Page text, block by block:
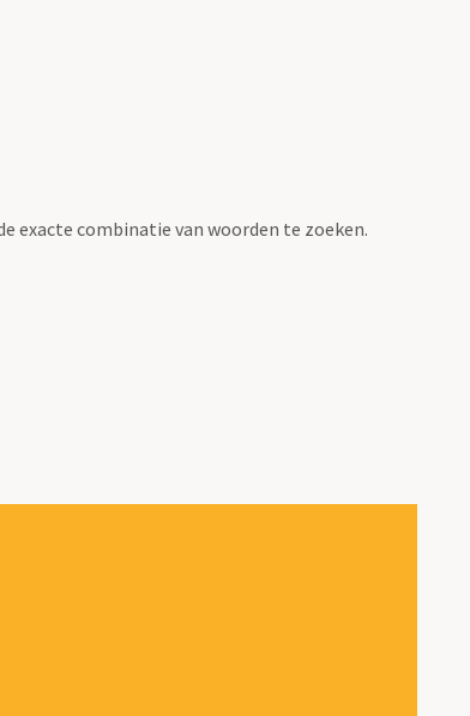
exacte combinatie van woorden te zoeken.